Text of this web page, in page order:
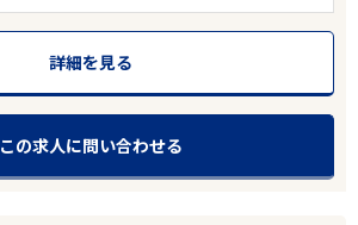
詳細を見る
この求人に問い合わせる